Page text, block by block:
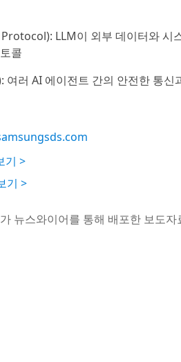
LLM이 외부 데이터와 시
콜
러 AI 에이전트 간의 안전한 통신
기 >
기 >
가 뉴스와이어를 통해 배포한 보도